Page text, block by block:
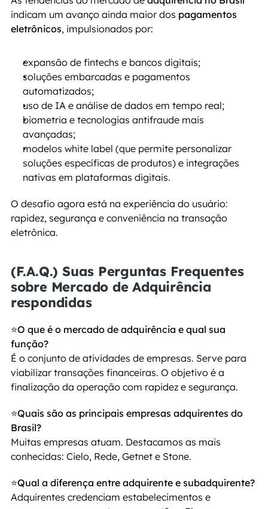
indicam um avanço ainda maior dos pagamentos
eletrônicos, impulsionados por:
expansão de fintechs e bancos digitais;
soluções embarcadas e pagamentos
automatizados;
uso de IA e análise de dados em tempo real;
biometria e tecnologias antifraude mais
avançadas;
modelos white label (que permite personalizar
soluções específicas de produtos) e integrações
nativas em plataformas digitais.
O desafio agora está na experiência do usuário:
rapidez, segurança e conveniência na transação
eletrônica.
(F.A.Q.) Suas Perguntas Frequentes
sobre Mercado de Adquirência
respondidas
⭐O que é o mercado de adquirência e qual sua
função?
É o conjunto de atividades de empresas. Serve para
viabilizar transações financeiras. O objetivo é a
finalização da operação com rapidez e segurança.
⭐Quais são as principais empresas adquirentes do
Brasil?
Muitas empresas atuam. Destacamos as mais
conhecidas: Cielo, Rede, Getnet e Stone.
⭐Qual a diferença entre adquirente e subadquirente?
Adquirentes credenciam estabelecimentos e